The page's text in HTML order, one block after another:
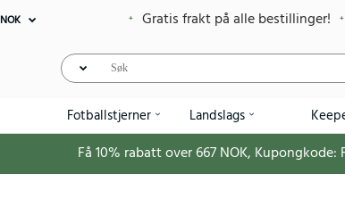
NOK Gratis frakt på alle bestillinger!
Fotballstjerner Landslags
Få 10% rabatt over667 NOK, Kupongkode: